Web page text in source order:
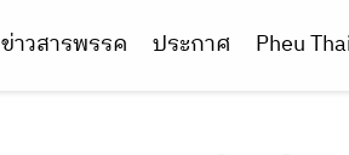
ข่าวสารพรรค ประกาศ Pheu